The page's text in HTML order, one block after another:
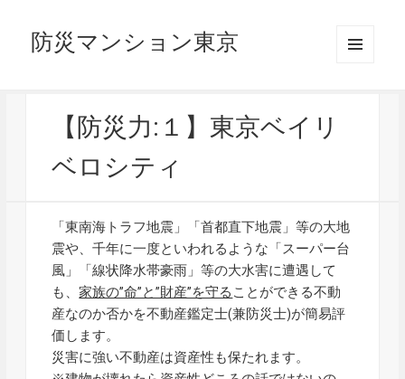
防災マンション東京
【防災力:１】東京ベイリ
ベロシティ
「東南海トラフ地震」「首都直下地震」等の大地
震や、千年に一度といわれるような「スーパー台
風」「線状降水帯豪雨」等の大水害に遭遇して
も、家族の”命”と”財産”を守る ことができる不動
産なのか否かを不動産鑑定士(兼防災士)が簡易評
価します。
災害に強い不動産は資産性も保たれます。